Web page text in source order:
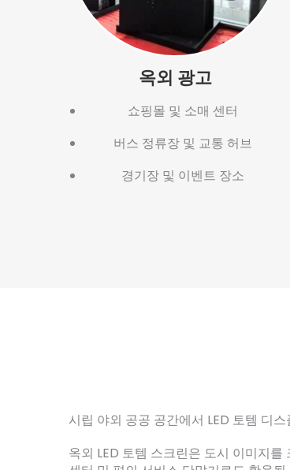
옥외 광고
쇼핑몰 및 소매 센터
버스 정류장 및 교통 허브
경기장 및 이벤트 장소
시립 야외 공공 공간에서 LED 토템 디
옥외 LED 토템 스크린은 도시 이미지